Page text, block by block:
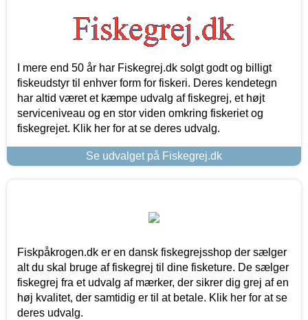
I mere end 50 år har Fiskegrej.dk solgt godt og billigt
fiskeudstyr til enhver form for fiskeri. Deres kendetegn
har altid været et kæmpe udvalg af fiskegrej, et højt
serviceniveau og en stor viden omkring fiskeriet og
fiskegrejet. Klik her for at se deres udvalg.
Se udvalget på Fiskegrej.dk
Fiskpåkrogen.dk er en dansk fiskegrejsshop der sælger
alt du skal bruge af fiskegrej til dine fisketure. De sælger
fiskegrej fra et udvalg af mærker, der sikrer dig grej af en
høj kvalitet, der samtidig er til at betale. Klik her for at se
deres udvalg.